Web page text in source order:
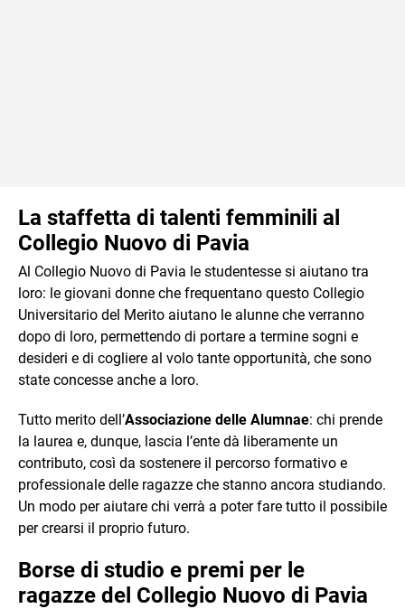
La staffetta di talenti femminili al
Collegio Nuovo di Pavia
Al Collegio Nuovo di Pavia le studentesse si aiutano tra
loro: le giovani donne che frequentano questo Collegio
Universitario del Merito aiutano le alunne che verranno
dopo di loro, permettendo di portare a termine sogni e
desideri e di cogliere al volo tante opportunità, che sono
state concesse anche a loro.
Tutto merito dell’Associazione delle Alumnae: chi prende
la laurea e, dunque, lascia l’ente dà liberamente un
contributo, così da sostenere il percorso formativo e
professionale delle ragazze che stanno ancora studiando.
Un modo per aiutare chi verrà a poter fare tutto il possibile
per crearsi il proprio futuro.
Borse di studio e premi per le
ragazze del Collegio Nuovo di Pavia